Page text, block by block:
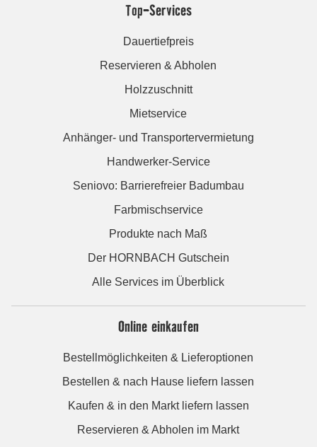
Top-Services
Dauertiefpreis
Reservieren & Abholen
Holzzuschnitt
Mietservice
Anhänger- und Transportervermietung
Handwerker-Service
Seniovo: Barrierefreier Badumbau
Farbmischservice
Produkte nach Maß
Der HORNBACH Gutschein
Alle Services im Überblick
Online einkaufen
Bestellmöglichkeiten & Lieferoptionen
Bestellen & nach Hause liefern lassen
Kaufen & in den Markt liefern lassen
Reservieren & Abholen im Markt